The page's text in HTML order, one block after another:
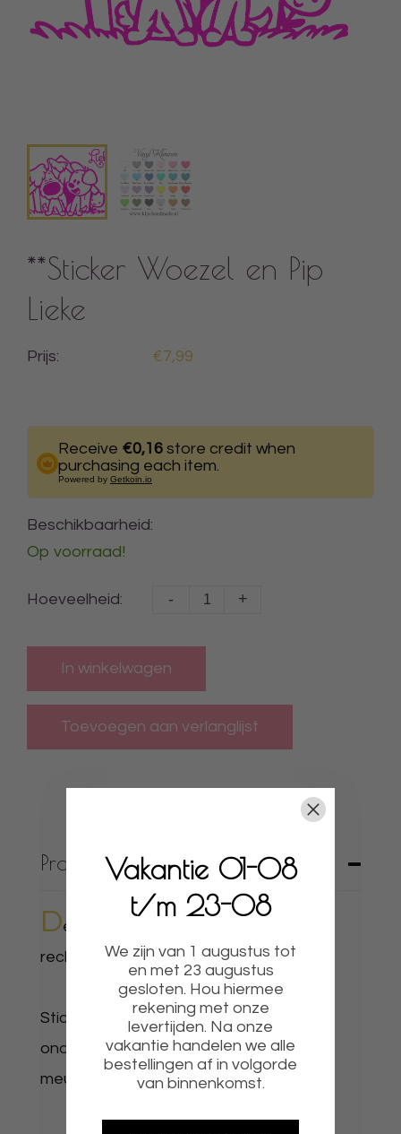
**Sticker Woezel en Pip
Lieke
Prijs: €7,99
Receive €0,16 store credit when
purchasing each item.
Powered by Getkoin.io
Beschikbaarheid:
Op voorraad!
Hoeveelheid: - +
In winkelwagen
Productbeschrijving
De naam is door te geven aan de
rechterkant onder naam.
Sticker is geschikt voor op alle gladde
ondergronden zoals muur, raam, deur,
meubels enz
Vakantie 01-08
t/m 23-08
We zijn van 1 augustus tot
en met 23 augustus
gesloten. Hou hiermee
rekening met onze
levertijden. Na onze
vakantie handelen we alle
bestellingen af in volgorde
van binnenkomst.